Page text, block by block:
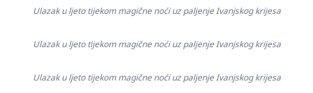
Ulazak u ljeto tijekom magične noći uz paljenje Ivanjskog krijesa
Ulazak u ljeto tijekom magične noći uz paljenje Ivanjskog krijesa
Ulazak u ljeto tijekom magične noći uz paljenje Ivanjskog krijesa